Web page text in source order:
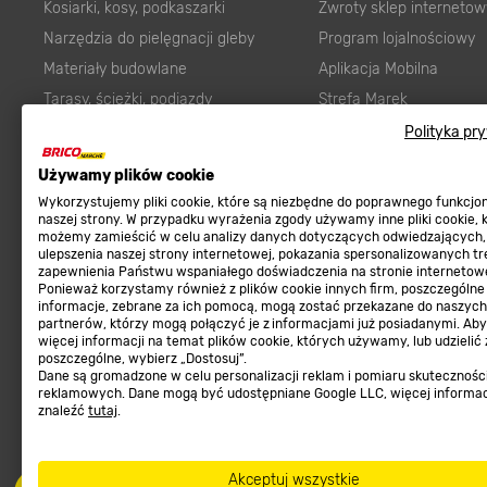
Polityka
Używamy plików cookie
Wykorzystujemy pliki cookie, które są niezbędne do poprawnego
naszej strony. W przypadku wyrażenia zgody używamy inne pliki cookie,
możemy zamieścić w celu analizy danych dotyczących odwiedzających,
ulepszenia naszej strony internetowej, pokazania spersonalizowanych
zapewnienia Państwu wspaniałego doświadczenia na stronie
Ponieważ korzystamy również z plików cookie innych firm, poszczególne
informacje, zebrane za ich pomocą, mogą zostać przekazane do naszych
partnerów, którzy mogą połączyć je z informacjami już posiadanymi.
więcej informacji na temat plików cookie, których używamy, lub udzielić
poszczególne, wybierz „Dostosuj”.
Dane są gromadzone w celu personalizacji reklam i pomiaru
reklamowych. Dane mogą być udostępniane Google LLC, więcej
znaleźć tutaj.
Akceptuj wszystkie
Kosiarki, kosy, podkaszarki
Narzędzia do pielęgnacji gleby
Materiały budowlane
Tarasy, ścieżki, podjazdy
Karma dla psa
Farby wewnętrzne białe
Elektryka
Panele
Elektronarzędzia
Płytki
Panele podłogowe
Płyty OSB/HDF
Zwroty sklep
Program lojalnościowy
Aplikacja Mobilna
Strefa Marek
zgodności towaru z
Program Brico PRO
Regulaminy
Regulaminy
Polityka prywatności